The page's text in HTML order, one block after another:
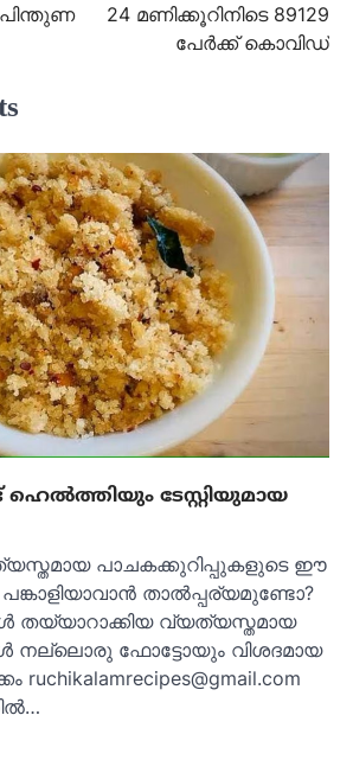
24 മണിക്കൂറിനിടെ 89129
പേര്‍ക്ക് കൊവിഡ്
ടേസ്റ്റിയുമായ
പാചകക്കുറിപ്പുകളുടെ ഈ
താൽപ്പര്യമുണ്ടോ?
തയ്യാറാക്കിയ വ്യത്യസ്തമായ
നല്ലൊരു ഫോട്ടോയും വിശദമായ